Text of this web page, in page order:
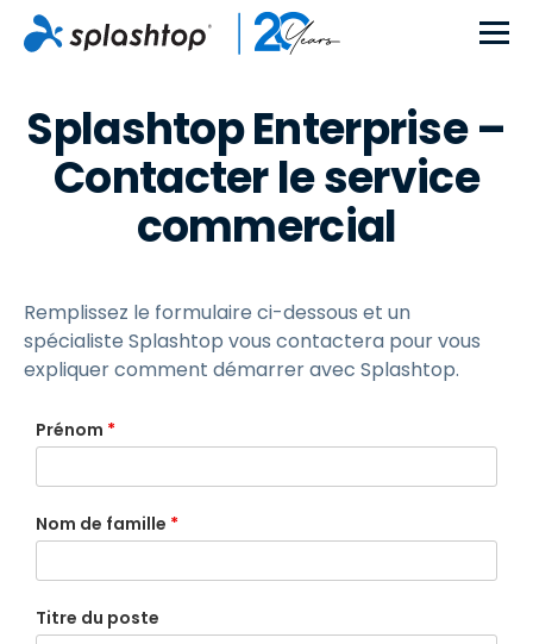
Splashtop Enterprise –
Contacter le service
commercial
Remplissez le formulaire ci-dessous et un
spécialiste Splashtop vous contactera pour vous
expliquer comment démarrer avec Splashtop.
Prénom *
Nom de famille *
Titre du poste